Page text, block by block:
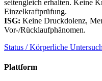
seitengleich erhalten. Keine
Einzelkraftprüfung.
ISG: Keine Druckdolenz,
Vor-/Rücklaufphänomen.
Status / Körperliche
Plattform